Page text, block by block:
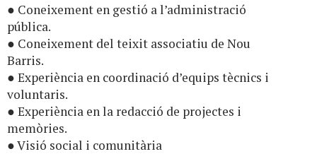
● Coneixement en gestió a l’administració
pública.
● Coneixement del teixit associatiu de Nou
Barris.
● Experiència en coordinació d’equips tècnics i
voluntaris.
● Experiència en la redacció de projectes i
memòries.
● Visió social i comunitària